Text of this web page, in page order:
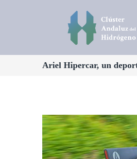
Ariel Hipercar, un